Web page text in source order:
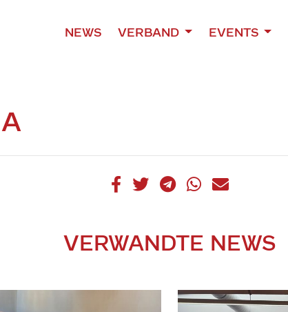
NEWS VERBAND EVENTS
VERWANDTE NEWS